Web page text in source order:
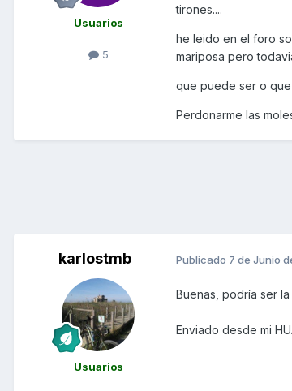
Usuarios
5
tirones....
he leido en el foro
mariposa pero
que puede ser o
Perdonarme las
karlostmb
Usuarios
Publicado 7 de Junio
Buenas, podría ser
Enviado desde mi